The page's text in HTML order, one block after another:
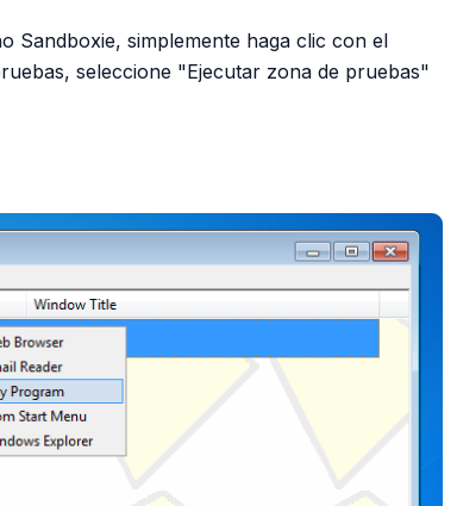
Sandboxie, simplemente haga clic con el
seleccione "Ejecutar zona de pruebas"